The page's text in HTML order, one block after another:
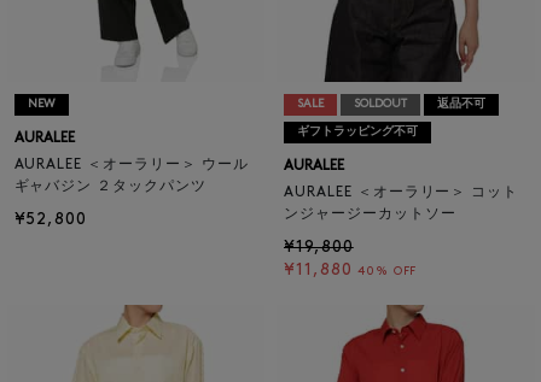
NEW
AURALEE
AURALEE ＜オーラリー＞ ウール
ギャバジン ２タックパンツ
¥52,800
SALE SOLDOUT 返品不可
ギフトラッピング不可
AURALEE
AURALEE ＜オーラリー＞ コット
ンジャージーカットソー
¥19,800
¥11,880 40% OFF